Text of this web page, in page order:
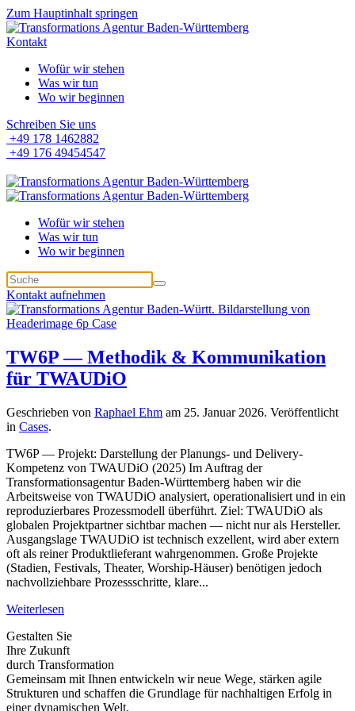
Zum Hauptinhalt springen
Kontakt
Wofür wir stehen
Was wir tun
Wo wir beginnen
Schreiben Sie uns
+49 178 1462882
+49 176 49454547
Wofür wir stehen
Was wir tun
Wo wir beginnen
Kontakt aufnehmen
TW6P — Methodik & Kommunikation
für TWAUDiO
Geschrieben von Raphael Ehm am 25. Januar 2026. Veröffentlicht
in Cases.
TW6P — Projekt: Darstellung der Planungs- und Delivery-
Kompetenz von TWAUDiO (2025) Im Auftrag der
Transformationsagentur Baden-Württemberg haben wir die
Arbeitsweise von TWAUDiO analysiert, operationalisiert und in ein
reproduzierbares Prozessmodell überführt. Ziel: TWAUDiO als
globalen Projektpartner sichtbar machen — nicht nur als Hersteller.
Ausgangslage TWAUDiO ist technisch exzellent, wird aber extern
oft als reiner Produktlieferant wahrgenommen. Große Projekte
(Stadien, Festivals, Theater, Worship-Häuser) benötigen jedoch
nachvollziehbare Prozessschritte, klare...
Weiterlesen
Gestalten Sie
Ihre Zukunft
durch Transformation
Gemeinsam mit Ihnen entwickeln wir neue Wege, stärken agile
Strukturen und schaffen die Grundlage für nachhaltigen Erfolg in
einer dynamischen Welt.